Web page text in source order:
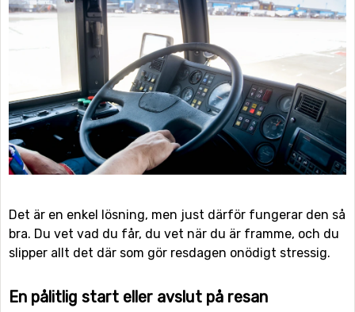
Det är en enkel lösning, men just därför fungerar den så
bra. Du vet vad du får, du vet när du är framme, och du
slipper allt det där som gör resdagen onödigt stressig.
En pålitlig start eller avslut på resan